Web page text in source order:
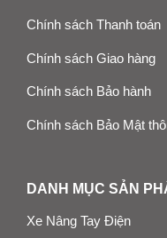
Chính sách Thanh toán
Chính sách Giao hàng
Chính sách Bảo hành
Chính sách Bảo Mật
DANH MỤC SẢN
Xe Nâng Tay Điện